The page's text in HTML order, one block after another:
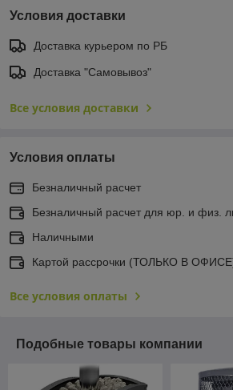
Условия доставки
Доставка курьером по РБ
Доставка "Самовывоз"
Все условия доставки
Условия оплаты
Безналичный расчет
Безналичный расчет для юр. и физ.
Наличными
Картой рассрочки (ТОЛЬКО В
Все условия оплаты
Подобные товары компании